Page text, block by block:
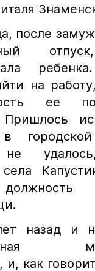
после
на
ее
Пришлось
городской
не
назад и
и, как